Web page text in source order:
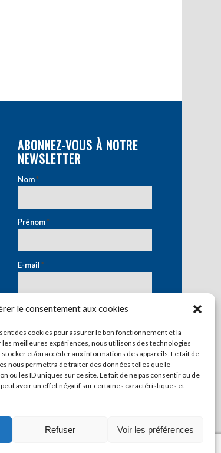
le consentement aux cookies
des cookies pour assurer le bon fonctionnement et la
meilleures expériences, nous utilisons des technologies
et/ou accéder aux informations des appareils. Le fait de
nous permettra de traiter des données telles que le
ou les ID uniques sur ce site. Le fait de ne pas consentir ou de
avoir un effet négatif sur certaines caractéristiques et
Refuser Voir les préférences
ABONNEZ-VOUS À NOTRE
NEWSLETTER
Nom*
Prénom*
E-mail*